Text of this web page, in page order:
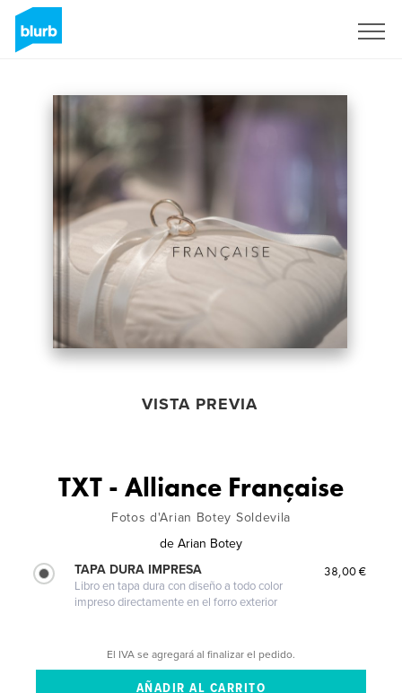
VISTA PREVIA
TXT - Alliance Française
Fotos d'Arian Botey Soldevila
de Arian Botey
TAPA DURA IMPRESA
Libro en tapa dura con diseño a todo color
impreso directamente en el forro exterior
38,00 €
El IVA se agregará al finalizar el pedido.